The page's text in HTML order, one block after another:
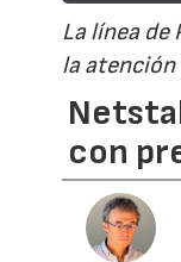
La línea de
la atención
con